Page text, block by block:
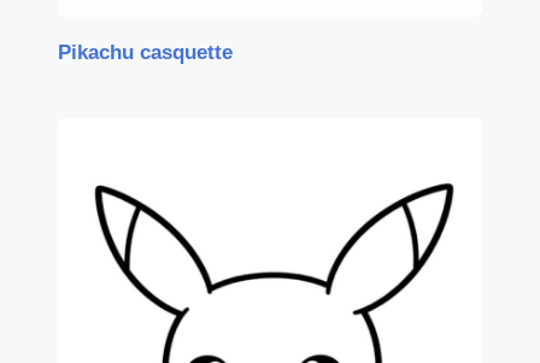
Pikachu casquette